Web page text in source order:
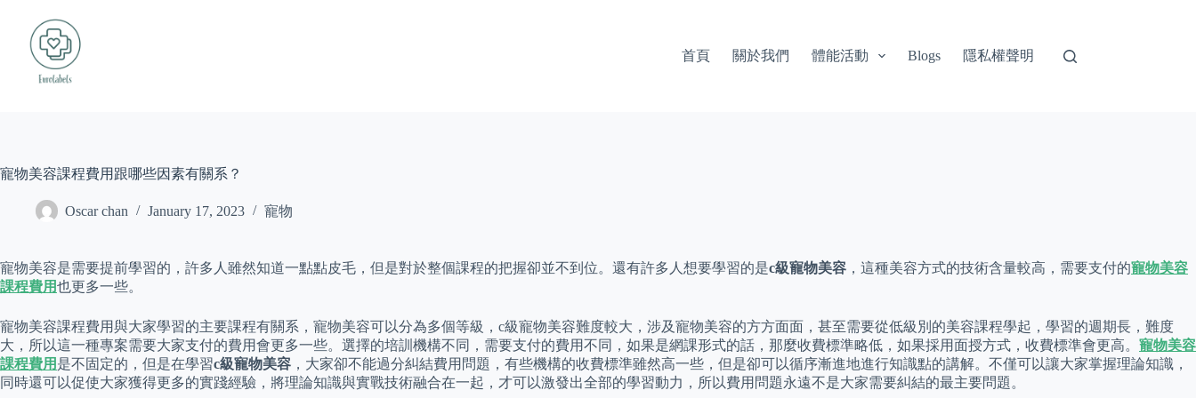
content
首頁
關於我們 體能活動 Blogs 隱私權聲明
寵物美容課程費用跟哪些因素有關系？
Oscar chan January 17, 2023 寵物
寵物美容是需要提前學習的，許多人雖然知道一點點皮毛，但是對於整個課程的把握卻並不到位。還有許多人想要學習的是c級寵物美容 ，這種美容方式的技術含量較高，需要支付的寵物美容
課程費用也更多一些。
寵物美容課程費用與大家學習的主要課程有關系，寵物美容可以分為多個等級，c級寵物美容難度較大，涉及寵物美容的方方面面，甚至需要從低級別的美容課程學起，學習的週期長，難度
大，所以這一種專案需要大家支付的費用會更多一些。選擇的培訓機構不同，需要支付的費用不同，如果是網課形式的話，那麼收費標準略低，如果採用面授方式，收費標準會更高。 寵物美容
課程費用 是不固定的，但是在學習c級寵物美容 ，大家卻不能過分糾結費用問題，有些機構的收費標準雖然高一些，但是卻可以循序漸進地進行知識點的講解。不僅可以讓大家掌握理論知識，
同時還可以促使大家獲得更多的實踐經驗，將理論知識與實戰技術融合在一起，才可以激發出全部的學習動力，所以費用問題永遠不是大家需要糾結的最主要問題。